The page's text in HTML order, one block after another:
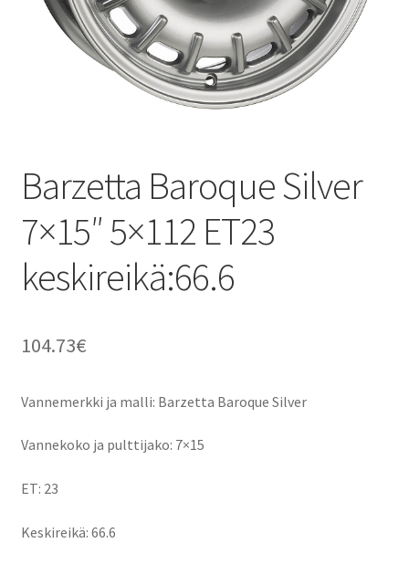
Barzetta Baroque Silver
7×15″ 5×112 ET23
keskireikä:66.6
104.73€
Vannemerkki ja malli: Barzetta Baroque Silver
Vannekoko ja pulttijako: 7×15
ET: 23
Keskireikä: 66.6